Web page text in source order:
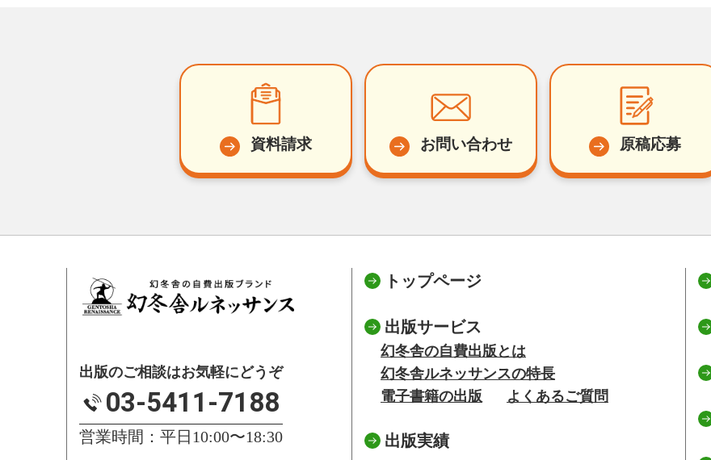
資料請求 お問い合わせ 原稿応募
出版のご相談はお気軽にどうぞ
03-5411-7188
営業時間：平日10:00〜18:30
トップページ
出版サービス
幻冬舎の自費出版とは
幻冬舎ルネッサンスの特長
電子書籍の出版
よくあるご質問
出版実績